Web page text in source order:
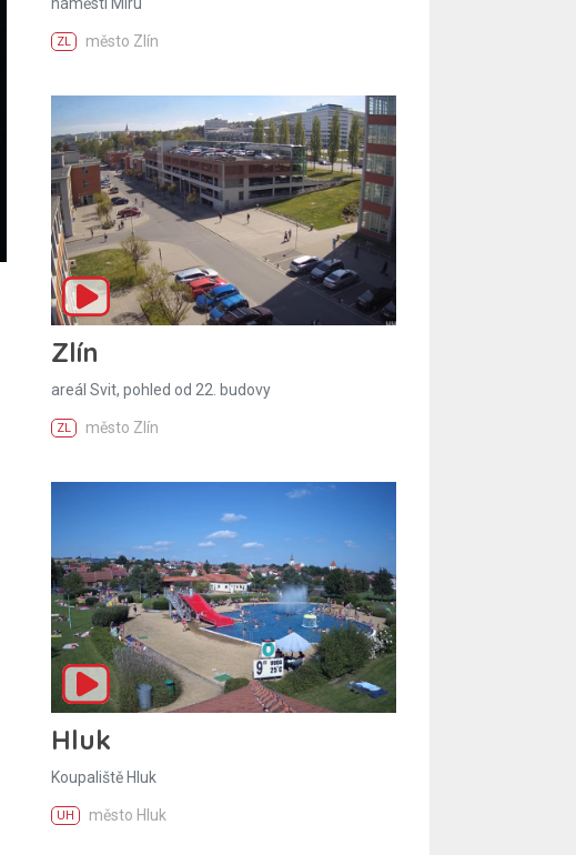
ZL město Zlín
Zlín
areál Svit, pohled od 22. budovy
ZL město Zlín
Hluk
Koupaliště Hluk
UH město Hluk